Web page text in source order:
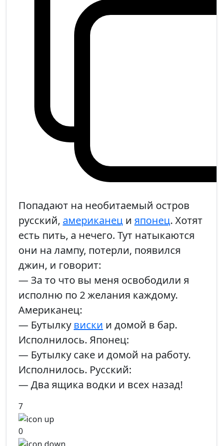
Попадают на необитаемый остров
русский, американец и японец. Хотят
есть пить, а нечего. Тут натыкаются
они на лампу, потерли, появился
джин, и говорит:
— За то что вы меня освободили я
исполню по 2 желания каждому.
Американец:
— Бутылку виски и домой в бар.
Исполнилось. Японец:
— Бутылку саке и домой на работу.
Исполнилось. Русский:
— Два ящика водки и всех назад!
7
0